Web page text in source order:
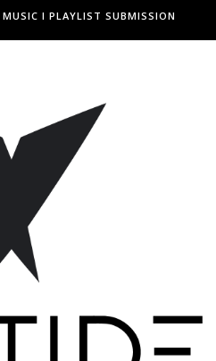
I PLAYLIST SUBMISSION